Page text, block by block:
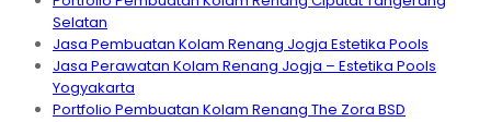
Selatan
Jasa Pembuatan Kolam Renang Jogja Estetika Pools
Jasa Perawatan Kolam Renang Jogja – Estetika Pools
Yogyakarta
Portfolio Pembuatan Kolam Renang The Zora BSD